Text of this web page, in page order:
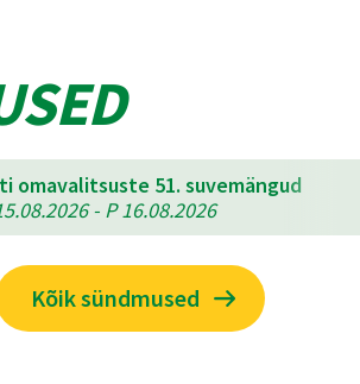
omavalitsuste 51. suvemängud
- P 16.08.2026
Kõik sündmused